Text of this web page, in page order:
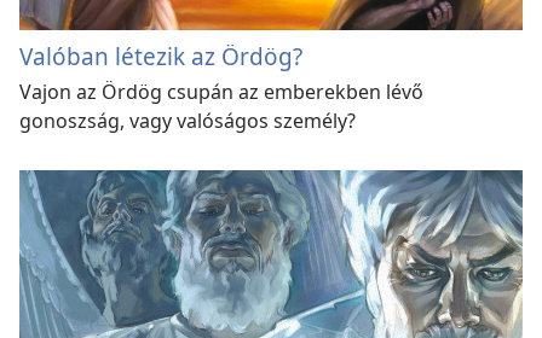
Valóban létezik az Ördög?
Vajon az Ördög csupán az emberekben lévő
gonoszság, vagy valóságos személy?